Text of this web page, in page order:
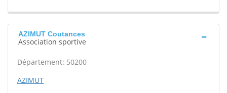
AZIMUT Coutances
Association sportive
Département: 50200
AZIMUT